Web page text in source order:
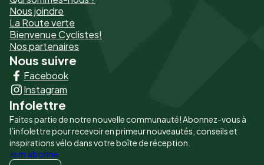
de
page
-
Liens
principaux
Nous joindre
La Route verte
Bienvenue Cyclistes!
Nos partenaires
Nous suivre
Facebook
Instagram
Infolettre
Faites partie de notre nouvelle communauté! Abonnez-vous à
l’infolettre pour recevoir en primeur nouveautés, conseils et
inspirations vélo dans votre boîte de réception.
Je m'abonne